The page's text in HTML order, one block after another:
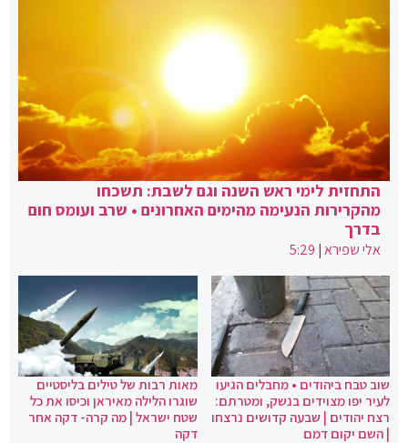
התחזית לימי ראש השנה וגם לשבת: תשכחו
מהקרירות הנעימה מהימים האחרונים • שרב ועומס חום
בדרך
אלי שפירא|
5:29
שוב טבח ביהודים • מחבלים הגיעו
לעיר יפו מצוידים בנשק, ומטרתם:
רצח יהודים | שבעה קדושים נרצחו
| השם יקום דמם
מאות רבות של טילים בליסטיים
שוגרו הלילה מאיראן וכיסו את כל
שטח ישראל | מה קרה- דקה אחר
דקה